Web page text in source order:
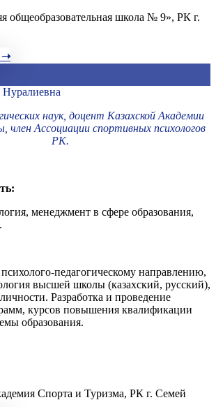
общеобразовательная школа № 9», РК г.
➝
Нуралиевна
наук, доцент Казахской Академии
член Ассоциации спортивных психологов
РК.
менеджмент в сфере образования,
педагогическому направлению,
высшей школы (казахский, русский),
Разработка и проведение
курсов повышения квалификации
образования.
Спорта и Туризма, РК г. Семей